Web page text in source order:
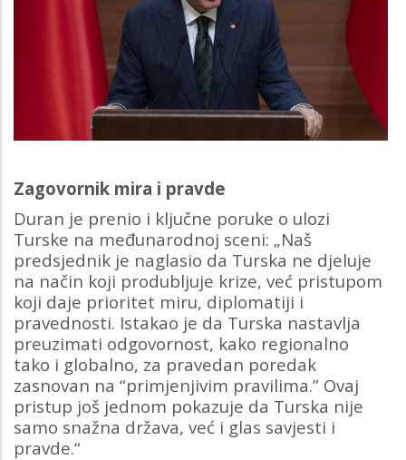
Zagovornik mira i pravde
Duran je prenio i ključne poruke o ulozi
Turske na međunarodnoj sceni: „Naš
predsjednik je naglasio da Turska ne djeluje
na način koji produbljuje krize, već pristupom
koji daje prioritet miru, diplomatiji i
pravednosti. Istakao je da Turska nastavlja
preuzimati odgovornost, kako regionalno
tako i globalno, za pravedan poredak
zasnovan na “primjenjivim pravilima.” Ovaj
pristup još jednom pokazuje da Turska nije
samo snažna država, već i glas savjesti i
pravde.“